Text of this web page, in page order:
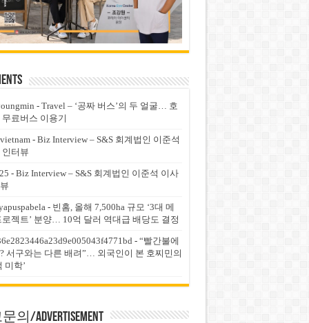
- Travel – ‘공짜 버스’의 두 얼굴… 호
료버스 이용기
- Biz Interview – S&S 회계법인 이준석
터뷰
- Biz Interview – S&S 회계법인 이준석 이사
- 빈홈, 올해 7,500ha 규모 ‘3대 메
로젝트’ 분양… 10억 달러 역대급 배당도 결정
- “빨간불에
서구와는 다른 배려”… 외국인이 본 호찌민의
미학’
의/Advertisement